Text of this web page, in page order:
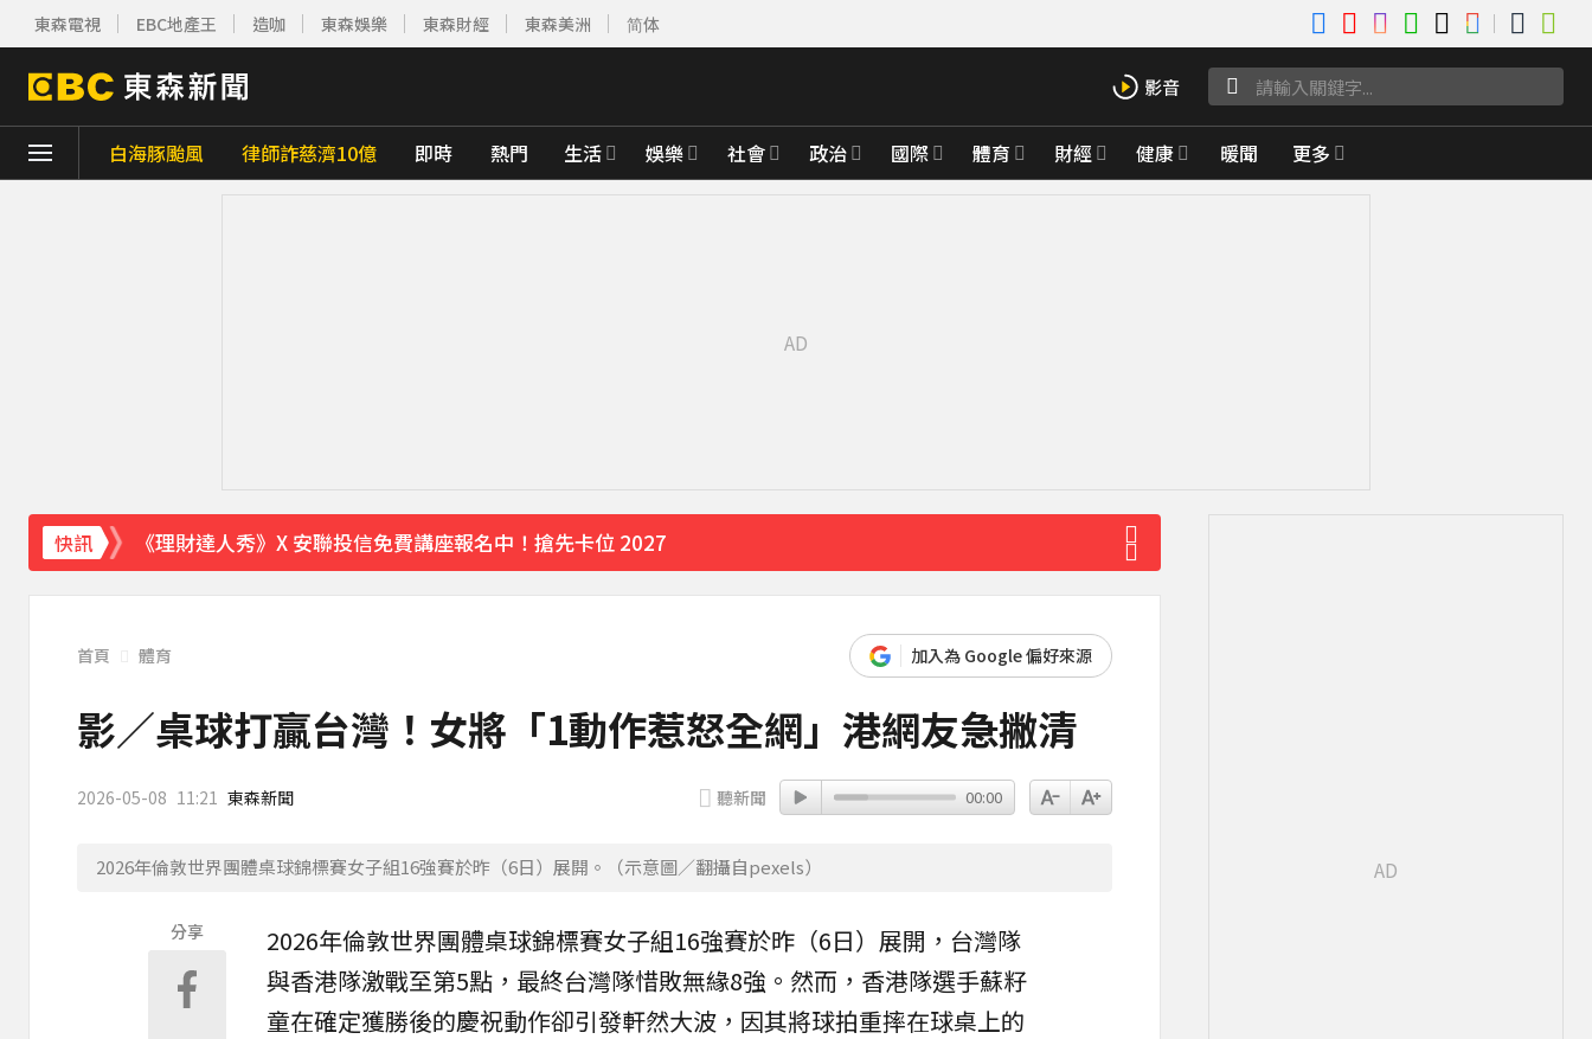
東森電視 EBC地產王 造咖 東森娛樂 東森財經 東森美洲 简体
白海豚颱風 律師詐慈濟10億 即時 熱門 生活 娛樂 社會 政治 國際 體育 財經 健康 暖聞 更多
快訊
《理財達人秀》X 安聯投信免費講座報名中！搶先卡位 2027
下載東森App，隨時掌握天下大小事！
今晚回家注意！台中清水今夜「送肉粽」路線跨彰化4鄉鎮
首頁 體育 加入為 Google 偏好來源
影／桌球打贏台灣！女將「1動作惹怒全網」港網友急撇清
2026-05-08 11:21 東森新聞 聽新聞 00:00
2026年倫敦世界團體桌球錦標賽女子組16強賽於昨（6日）展開。（示意圖／翻攝自pexels）
分享 2026年倫敦世界團體桌球錦標賽女子組16強賽於昨（6日）展開， 台灣隊
與香港隊激戰至第5點，最終台灣隊惜敗無緣8強。然而，香港隊選手蘇籽
童在確定獲勝後的慶祝動作卻引發軒然大波，因其將球拍重摔在球桌上的